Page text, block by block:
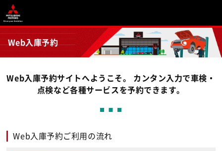
Web入庫予約
Web入庫予約サイトへようこそ。 カンタン入力で車検・
点検など各種サービスを予約できます。
Web入庫予約ご利用の流れ